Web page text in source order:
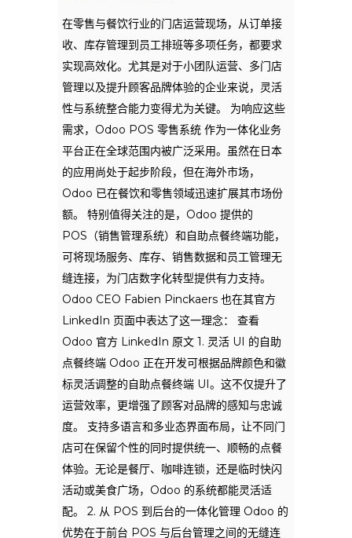
在零售与餐饮行业的门店运营现场，从订单接
收、库存管理到员工排班等多项任务，都要求
实现高效化。尤其是对于小团队运营、多门店
管理以及提升顾客品牌体验的企业来说，灵活
性与系统整合能力变得尤为关键。 为响应这些
需求，Odoo POS 零售系统 作为一体化业务
平台正在全球范围内被广泛采用。虽然在日本
的应用尚处于起步阶段，但在海外市场，
Odoo 已在餐饮和零售领域迅速扩展其市场份
额。 特别值得关注的是，Odoo 提供的
POS（销售管理系统）和自助点餐终端功能，
可将现场服务、库存、销售数据和员工管理无
缝连接，为门店数字化转型提供有力支持。
Odoo CEO Fabien Pinckaers 也在其官方
LinkedIn 页面中表达了这一理念： 查看
Odoo 官方 LinkedIn 原文 1. 灵活 UI 的自助
点餐终端 Odoo 正在开发可根据品牌颜色和徽
标灵活调整的自助点餐终端 UI。这不仅提升了
运营效率，更增强了顾客对品牌的感知与忠诚
度。 支持多语言和多业态界面布局，让不同门
店可在保留个性的同时提供统一、顺畅的点餐
体验。无论是餐厅、咖啡连锁，还是临时快闪
活动或美食广场，Odoo 的系统都能灵活适
配。 2. 从 POS 到后台的一体化管理 Odoo 的
优势在于前台 POS 与后台管理之间的无缝连